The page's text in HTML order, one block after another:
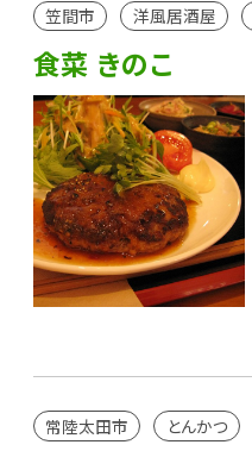
笠間市 洋風居酒屋
食菜 きのこ
常陸太田市 とんかつ